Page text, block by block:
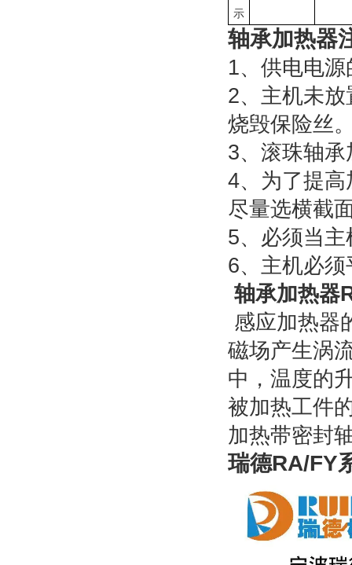
示
轴承加热器
1、供电电
2、主机未
烧毁保险丝
3、滚珠轴
4、为了提
尽量选横截
5、必须当
6、 主机必
轴承加热器
感应加热器
磁场产生涡
中，温度的
被加热工件
加热带密封
瑞德RA/FY